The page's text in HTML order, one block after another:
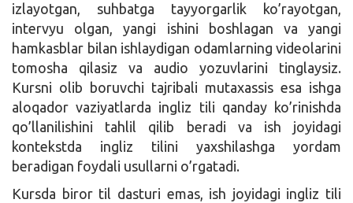
izlayotgan, suhbatga tayyorgarlik ko’rayotgan,
intervyu olgan, yangi ishini boshlagan va yangi
hamkasblar bilan ishlaydigan odamlarning videolarini
tomosha qilasiz va audio yozuvlarini tinglaysiz.
Kursni olib boruvchi tajribali mutaxassis esa ishga
aloqador vaziyatlarda ingliz tili qanday ko’rinishda
qo’llanilishini tahlil qilib beradi va ish joyidagi
kontekstda ingliz tilini yaxshilashga yordam
beradigan foydali usullarni o’rgatadi.
Kursda biror til dasturi emas, ish joyidagi ingliz tili